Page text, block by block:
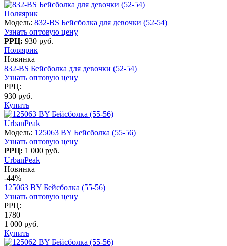
Поляярик
Модель: 832-BS Бейсболка для девочки (52-54)
Узнать оптовую цену
РРЦ: 930 руб.
Поляярик
Новинка
832-BS Бейсболка для девочки (52-54)
Узнать оптовую цену
РРЦ:
930 руб.
Купить
UrbanPeak
Модель: 125063 BY Бейсболка (55-56)
Узнать оптовую цену
РРЦ: 1 000 руб.
UrbanPeak
Новинка
-44%
125063 BY Бейсболка (55-56)
Узнать оптовую цену
РРЦ:
1780
1 000 руб.
Купить